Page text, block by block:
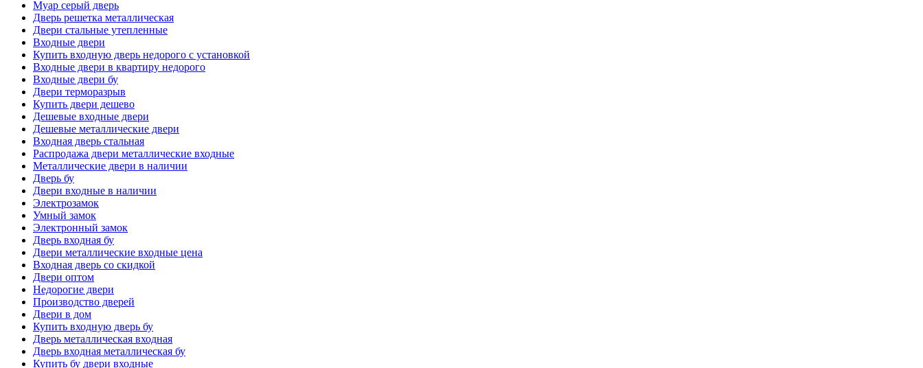
Муар серый дверь
Дверь решетка металлическая
Двери стальные утепленные
Входные двери
Купить входную дверь недорого с установкой
Входные двери в квартиру недорого
Входные двери бу
Двери терморазрыв
Купить двери дешево
Дешевые входные двери
Дешевые металлические двери
Входная дверь стальная
Распродажа двери металлические входные
Металлические двери в наличии
Дверь бу
Двери входные в наличии
Электрозамок
Умный замок
Электронный замок
Дверь входная бу
Двери металлические входные цена
Входная дверь со скидкой
Двери оптом
Недорогие двери
Производство дверей
Двери в дом
Купить входную дверь бу
Дверь металлическая входная
Дверь входная металлическая бу
Купить бу двери входные